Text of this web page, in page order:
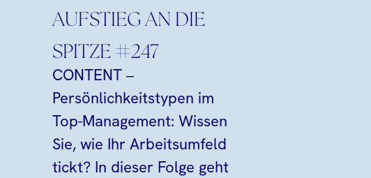
AUFSTIEG AN DIE
SPITZE #247
CONTENT –
Persönlichkeitstypen im
Top-Management: Wissen
Sie, wie Ihr Arbeitsumfeld
tickt? In dieser Folge geht